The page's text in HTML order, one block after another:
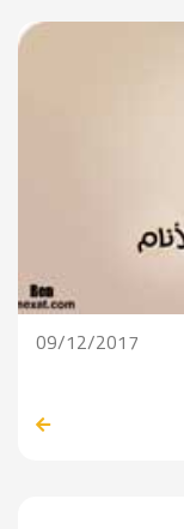
09/12/2017